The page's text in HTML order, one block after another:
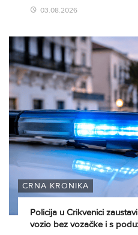
03.08.2026
CRNA KRONIKA
Policija u Crikvenici
vozio bez vozačke i s